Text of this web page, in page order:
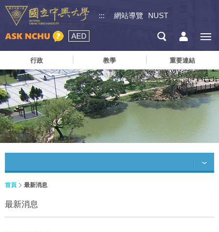
::: 網站導覽 NUST
AED
行政 教學 重要連結
首頁 最新消息
最新消息